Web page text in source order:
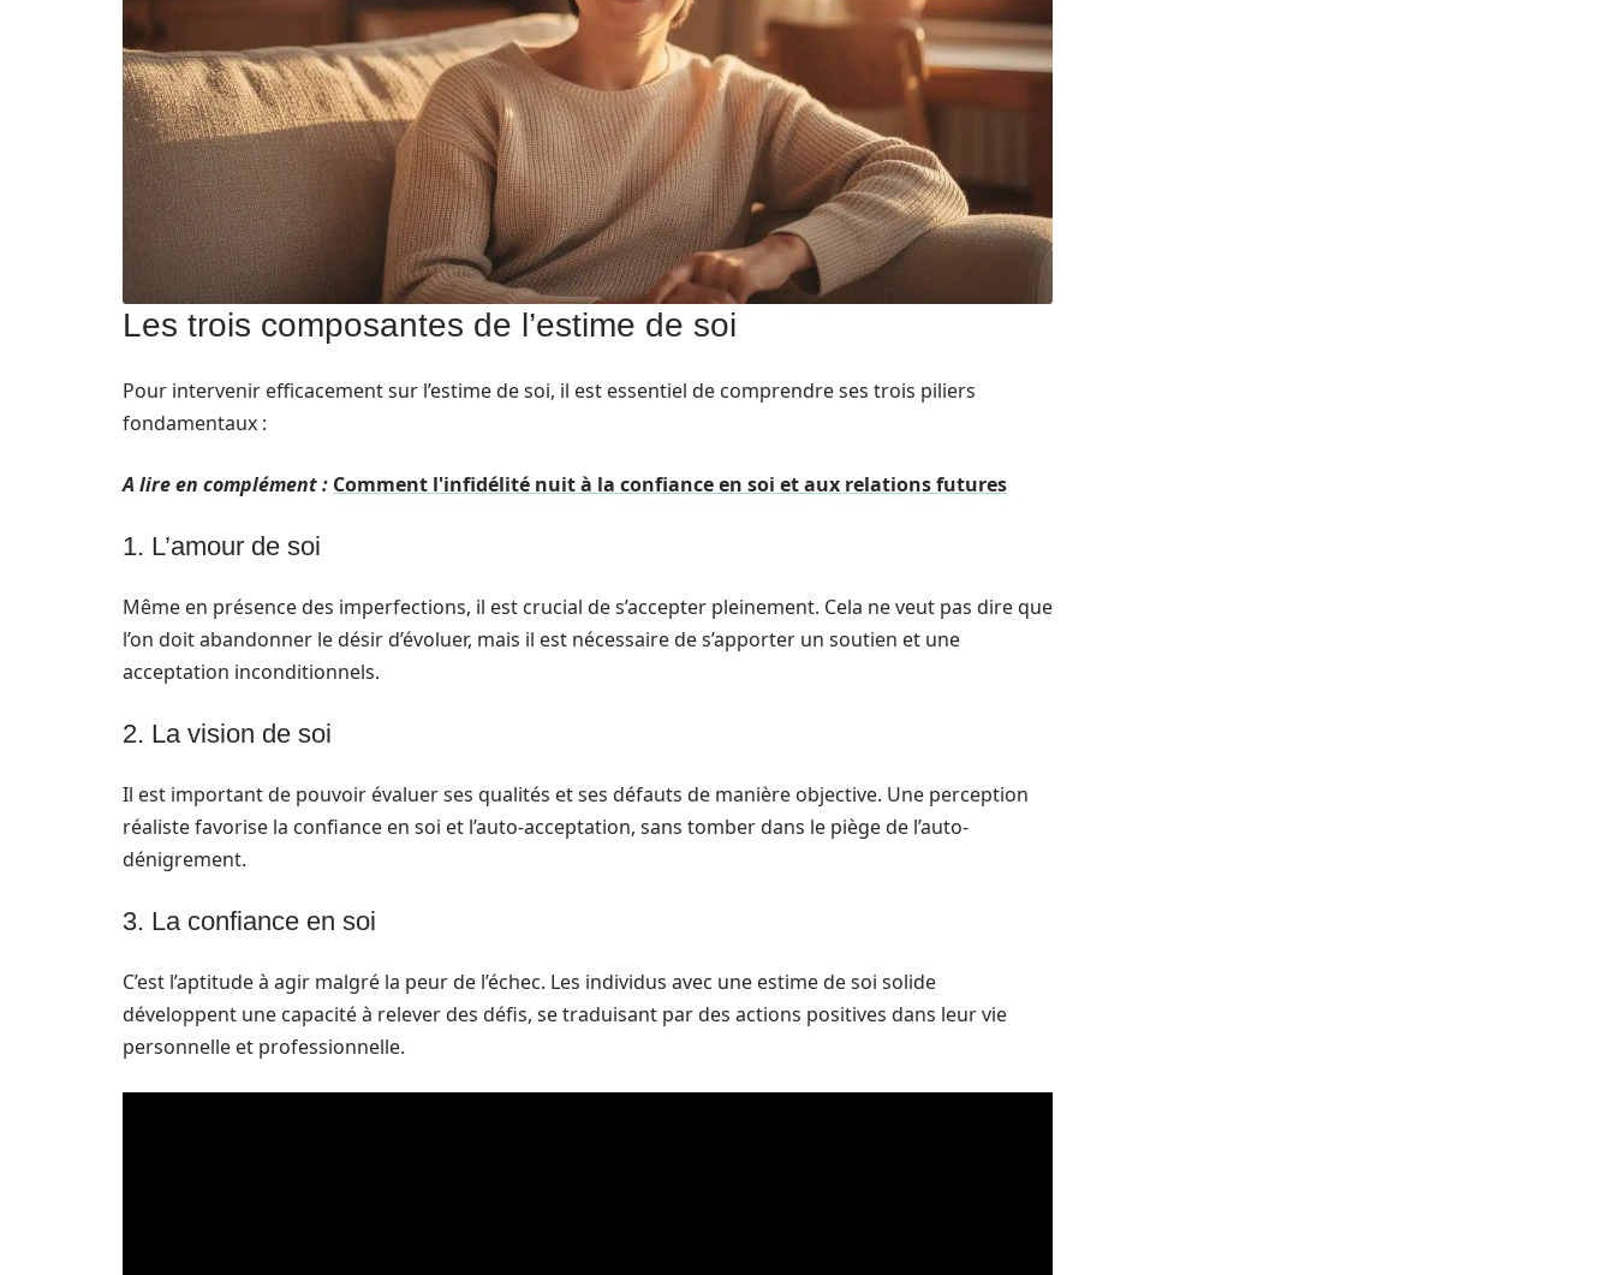
Les trois composantes de l’estime de soi
Pour intervenir efficacement sur l’estime de soi, il est essentiel de comprendre ses trois piliers
fondamentaux :
A lire en complément : Comment l'infidélité nuit à la confiance en soi et aux relations futures
1. L’amour de soi
Même en présence des imperfections, il est crucial de s’accepter pleinement. Cela ne veut pas dire que
l’on doit abandonner le désir d’évoluer, mais il est nécessaire de s’apporter un soutien et une
acceptation inconditionnels.
2. La vision de soi
Il est important de pouvoir évaluer ses qualités et ses défauts de manière objective. Une perception
réaliste favorise la confiance en soi et l’auto-acceptation, sans tomber dans le piège de l’auto-
dénigrement.
3. La confiance en soi
C’est l’aptitude à agir malgré la peur de l’échec. Les individus avec une estime de soi solide
développent une capacité à relever des défis, se traduisant par des actions positives dans leur vie
personnelle et professionnelle.